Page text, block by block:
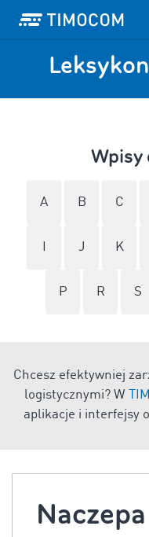
Wpisy
A B C
J K
P R S
Chcesz efektywniej
logistycznymi? W
aplikacje i interfejsy
Naczepa